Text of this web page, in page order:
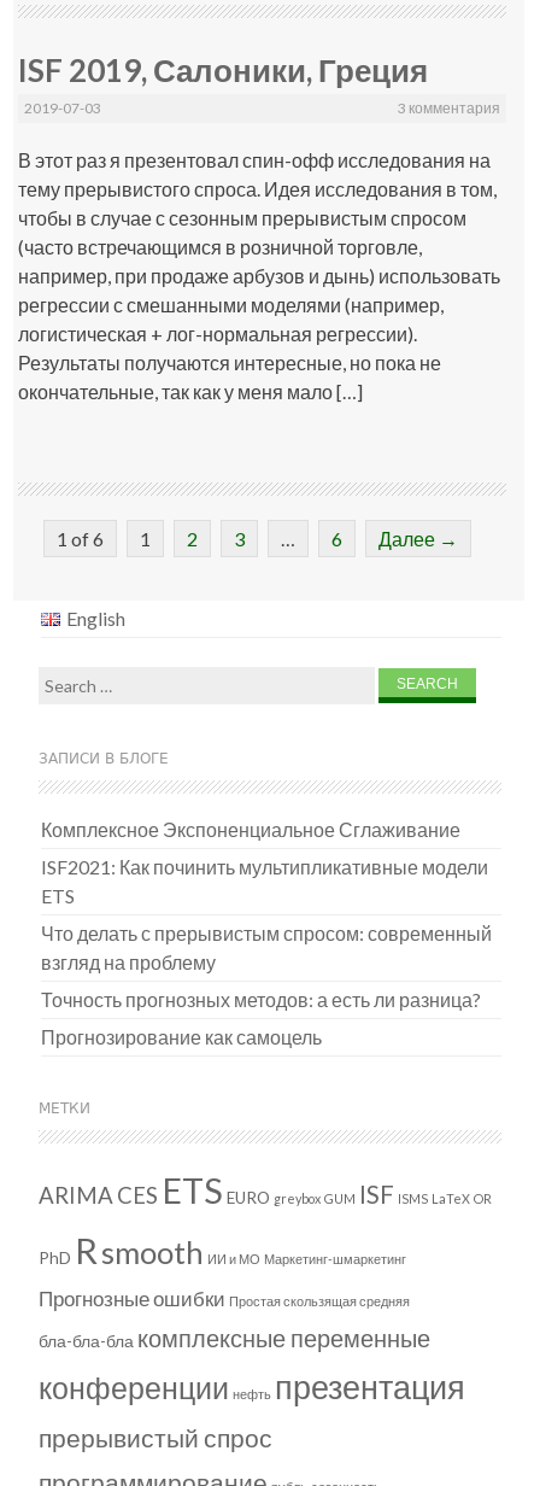
ISF 2019, Салоники, Греция
2019-07-03 3 комментария
В этот раз я презентовал спин-офф исследования на
тему прерывистого спроса. Идея исследования в том,
чтобы в случае с сезонным прерывистым спросом
(часто встречающимся в розничной торговле,
например, при продаже арбузов и дынь) использовать
регрессии с смешанными моделями (например,
логистическая + лог-нормальная регрессии).
Результаты получаются интересные, но пока не
окончательные, так как у меня мало […]
1 of 6 1 2 3 … 6 Далее →
English
Search
ЗАПИСИ В БЛОГЕ
Комплексное Экспоненциальное Сглаживание
ISF2021: Как починить мультипликативные модели
ETS
Что делать с прерывистым спросом: современный
взгляд на проблему
Точность прогнозных методов: а есть ли разница?
Прогнозирование как самоцель
МЕТКИ
ARIMA CES ETS EURO greybox GUM ISF ISMS LaTeX OR
PhD Rsmooth ИИ и МО Маркетинг-шмаркетинг
Прогнозные ошибки Простая скользящая средняя
бла-бла-бла комплексные переменные
конференции нефть презентация
прерывистый спрос